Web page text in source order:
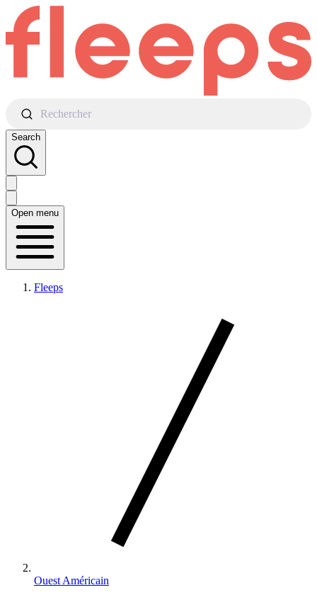
Rechercher
Search
Open menu
Fleeps
Ouest Américain